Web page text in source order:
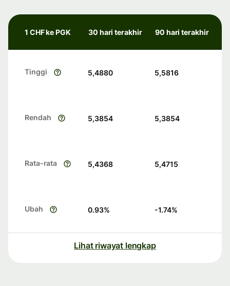
1 CHF ke PGK 30 hari terakhir 90 hari terakhir
Tinggi 5,4880 5,5816
Rendah 5,3854 5,3854
Rata-rata 5,4368 5,4715
Ubah 0.93% -1.74%
Lihat riwayat lengkap